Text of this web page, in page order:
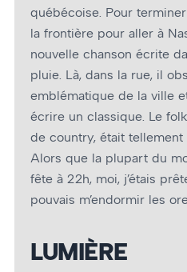
québécoise. Pour
la frontière pour aller à
nouvelle chanson écrite
pluie. Là, dans la rue, il
emblématique de la ville
écrire un classique. Le
de country, était
Alors que la plupart du
fête à 22h, moi, j’étais
pouvais m’endormir les
LUMIÈRE